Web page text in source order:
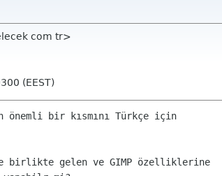
com tr>
(EEST)
önemli bir kısmını Türkçe için
birlikte gelen ve GIMP özelliklerine